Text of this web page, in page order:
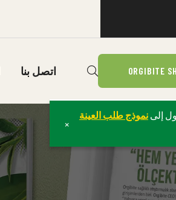
اتصل بنا ORGIBITE
إلى نموذج طلب العينة
×